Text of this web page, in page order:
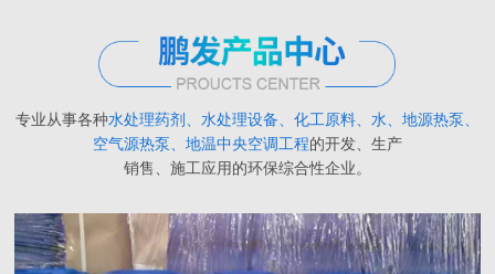
专业从事各种水处理药剂、水处理设备、化工原料、水、地源热泵、
空气源热泵、地温中央空调工程的开发、生产
销售、施工应用的环保综合性企业。